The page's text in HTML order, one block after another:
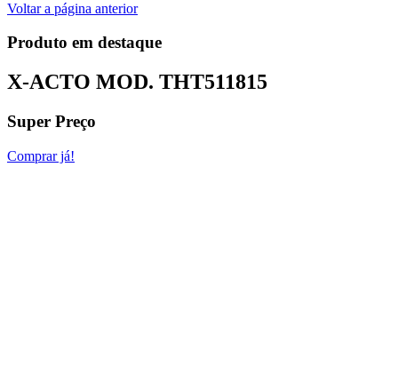
Voltar a página anterior
Produto em destaque
X-ACTO MOD. THT511815
Super Preço
Comprar já!